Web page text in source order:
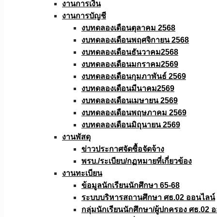
งานการเงิน
งานการบัญชี
งบทดลองเดือนตุลาคม 2568
งบทดลองเดือนพฤศจิกายน 2568
งบทดลองเดือนธันวาคม2568
งบทดลองเดือนมกราคม2569
งบทดลองเดือนกุมภาพันธ์ 2569
งบทดลองเดือนมีนาคม2569
งบทดลองเดือนเมษายน 2569
งบทดลองเดือนพฤษภาคม 2569
งบทดลองเดือนมิถุนายน 2569
งานพัสดุ
ข่าวประกาศจัดซื้อจัดจ้าง
พรบ./ระเบียบ/กฏหมายที่เกี่ยวข้อง
งานทะเบียน
ข้อมูลนักเรียนนักศึกษา 65-68
ระบบบริหารสถานศึกษา ศธ.02 ออนไลน์
กลุ่มนักเรียนนักศึกษา/ผู้ปกครอง ศธ.02